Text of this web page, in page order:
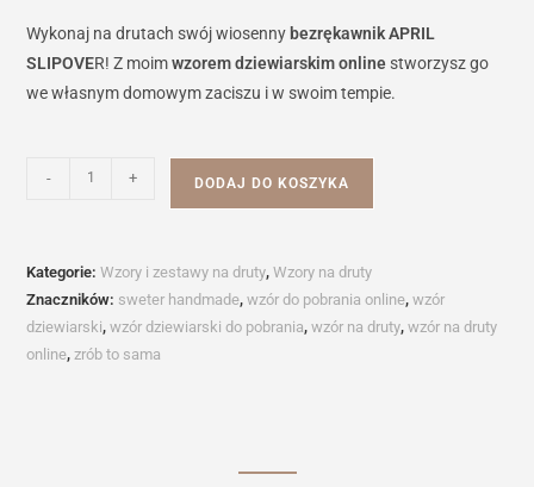
Wykonaj na drutach swój wiosenny bezrękawnik APRIL
SLIPOVER! Z moimwzorem dziewiarskim online stworzysz go
we własnym domowym zaciszu i w swoim tempie.
APRIL
SLIPOVER
- + DODAJ DO KOSZYKA
Kategorie:Wzory i zestawy na druty,Wzory na druty
Znaczników: sweter handmade,wzór do pobrania online,wzór
dziewiarski,wzór dziewiarski do pobrania,wzór na druty,wzór na druty
online,zrób to sama